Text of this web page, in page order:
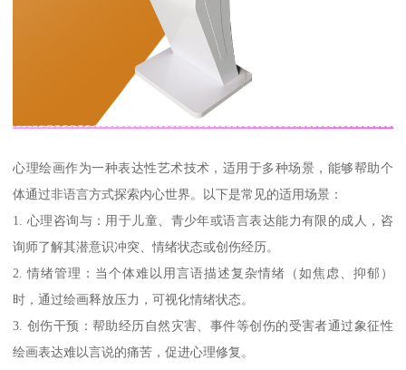
心理绘画作为一种表达性艺术技术，适用于多种场景，能够帮助个
体通过非语言方式探索内心世界。以下是常见的适用场景：
1. 心理咨询与：用于儿童、青少年或语言表达能力有限的成人，咨
询师了解其潜意识冲突、情绪状态或创伤经历。
2. 情绪管理：当个体难以用言语描述复杂情绪（如焦虑、抑郁）
时，通过绘画释放压力，可视化情绪状态。
3. 创伤干预：帮助经历自然灾害、事件等创伤的受害者通过象征性
绘画表达难以言说的痛苦，促进心理修复。